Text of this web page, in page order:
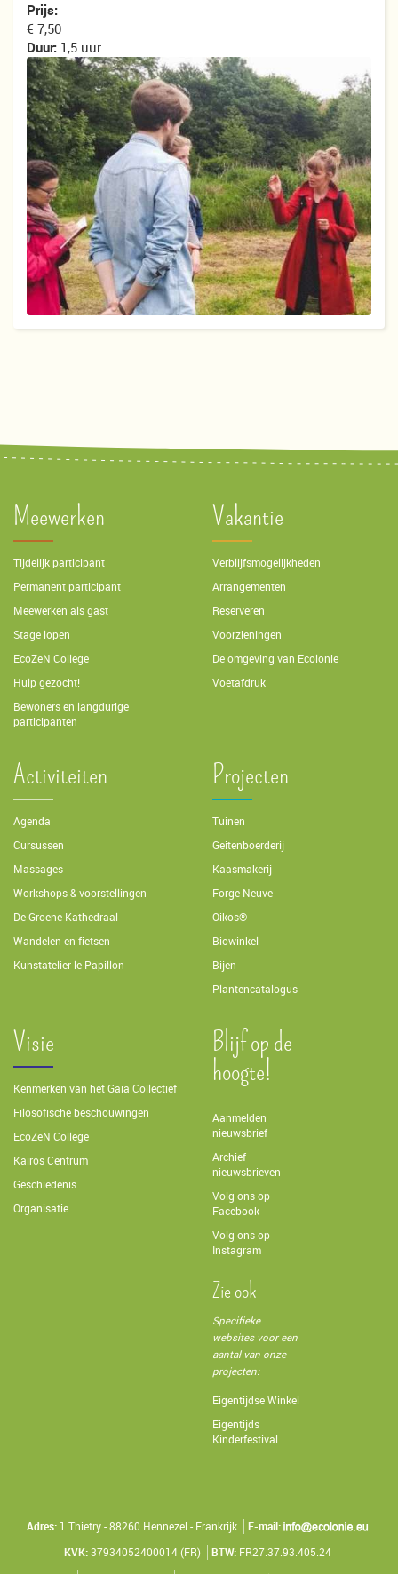
Prijs:
€ 7,50
Duur: 1,5 uur
Meewerken
Tijdelijk participant
Permanent participant
Meewerken als gast
Stage lopen
EcoZeN College
Hulp gezocht!
Bewoners en langdurige
participanten
Vakantie
Verblijfsmogelijkheden
Arrangementen
Reserveren
Voorzieningen
De omgeving van Ecolonie
Voetafdruk
Activiteiten
Agenda
Cursussen
Massages
Workshops & voorstellingen
De Groene Kathedraal
Wandelen en fietsen
Kunstatelier le Papillon
Projecten
Tuinen
Geitenboerderij
Kaasmakerij
Forge Neuve
Oikos®
Biowinkel
Bijen
Plantencatalogus
Visie
Kenmerken van het Gaia Collectief
Filosofische beschouwingen
EcoZeN College
Kairos Centrum
Geschiedenis
Organisatie
Blijf op de
hoogte!
Aanmelden
nieuwsbrief
Archief
nieuwsbrieven
Volg ons op
Facebook
Volg ons op
Instagram
Zie ook
Specifieke
websites voor een
aantal van onze
projecten:
Eigentijdse Winkel
Eigentijds
Kinderfestival
Adres:1 Thietry - 88260 Hennezel - Frankrijk
E-mail:
KVK:37934052400014 (FR) BTW:FR27.37.93.405.24